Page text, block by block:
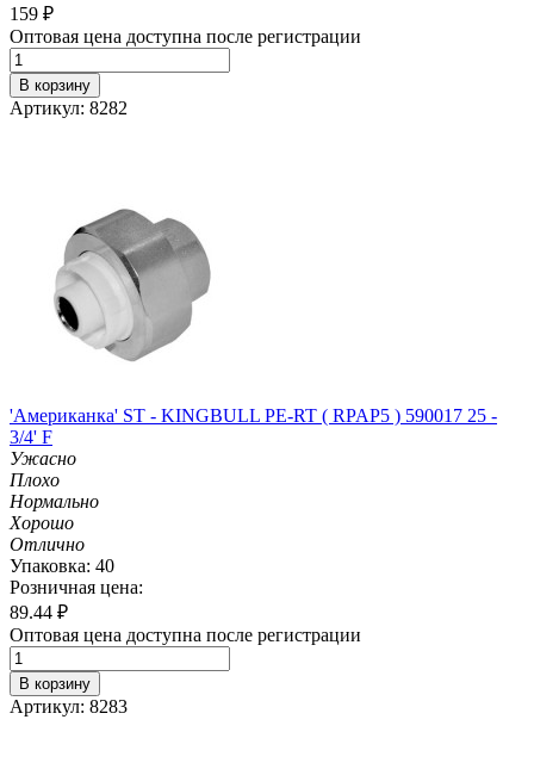
159 ₽
Оптовая цена доступна после регистрации
В корзину
Артикул: 8282
'Американка' ST - KINGBULL PE-RT ( RPAP5 ) 590017 25 -
3/4' F
Ужасно
Плохо
Нормально
Хорошо
Отлично
Упаковка: 40
Розничная цена:
89.44 ₽
Оптовая цена доступна после регистрации
В корзину
Артикул: 8283